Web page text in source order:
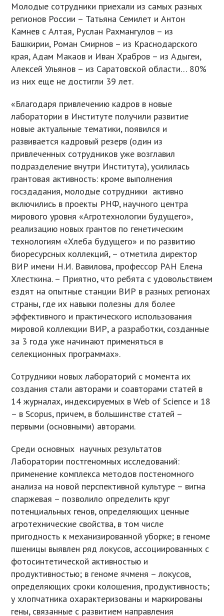
Молодые сотрудники приехали из самых разных
регионов России – Татьяна Семилет и Антон
Камнев с Алтая, Руслан Рахмангулов – из
Башкирии, Роман Смирнов – из Краснодарского
края, Адам Макаов и Иван Храбров – из Адыгеи,
Алексей Ульянов – из Саратовской области… 80%
из них еще не достигли 39 лет.
«Благодаря привлечению кадров в новые
лаборатории в Институте получили развитие
новые актуальные тематики, появился и
развивается кадровый резерв (один из
привлеченных сотрудников уже возглавил
подразделение внутри Института), усилилась
грантовая активность: кроме выполнения
госздадания, молодые сотрудники активно
включились в проекты РНФ, научного центра
мирового уровня «Агротехнологии будущего»,
реализацию новых грантов по генетическим
технологиям «Хлеба будущего» и по развитию
биоресурсных коллекций, – отметила директор
ВИР имени Н.И. Вавилова, профессор РАН Елена
Хлесткина. – Приятно, что ребята с удовольствием
ездят на опытные станции ВИР в разных регионах
страны, где их навыки полезны для более
эффективного и практического использования
мировой коллекции ВИР, а разработки, созданные
за 3 года уже начинают применяться в
селекционных программах».
Сотрудники новых лабораторий с момента их
создания стали авторами и соавторами статей в
14 журналах, индексируемых в Web of Science и 18
– в Scopus, причем, в большинстве статей –
первыми (основными) авторами.
Среди основных научных результатов
Лаборатории постгеномных исследований:
применение комплекса методов постеномного
анализа на новой перспективной культуре – вигна
спаржевая – позволило определить круг
потенциальных генов, определяющих ценные
агротехнические свойства, в том числе
пригодность к механизированной уборке; в геноме
пшеницы выявлен ряд локусов, ассоциированных с
фотосинтетической активностью и
продуктивностью; в геноме ячменя – локусов,
определяющих сроки колошения, продуктивность;
у хлопчатника охарактеризованы и маркированы
гены, связанные с развитием направления